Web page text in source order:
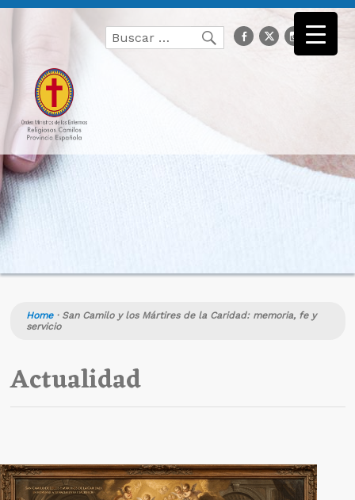
Buscar
por:
Buscarfacebook
Twitter
Home· San Camilo y los Mártires de la Caridad: memoria, fe y
servicio
Actualidad